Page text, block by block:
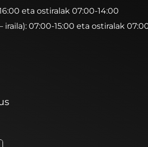
eta ostiralak 07:00-14:00
07:00-15:00 eta ostiralak